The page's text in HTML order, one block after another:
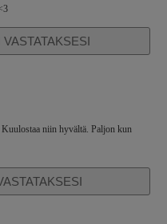
Kuulostaa niin hyvältä. Paljon kun